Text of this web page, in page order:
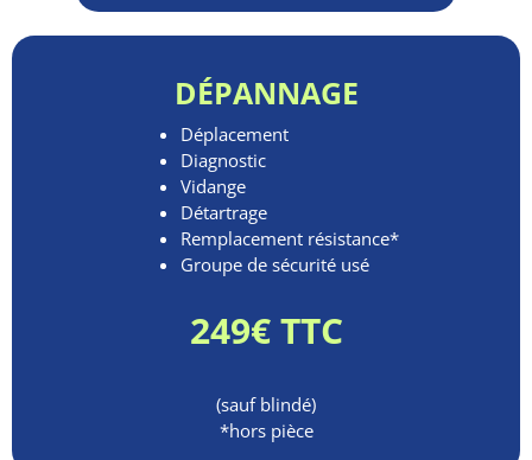
DÉPANNAGE
Déplacement
Diagnostic
Vidange
Détartrage
Remplacement résistance*
Groupe de sécurité usé
249€ TTC
(sauf blindé)
*hors pièce